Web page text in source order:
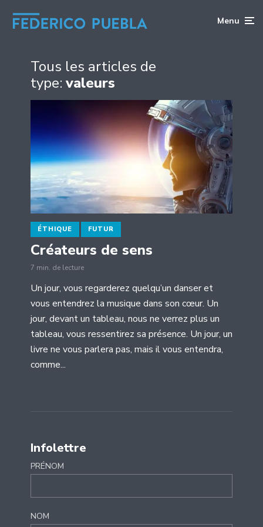
Menu
Tous les articles de
type: valeurs
ÉTHIQUE FUTUR
Créateurs de sens
7 min. de lecture
Un jour, vous regarderez quelqu’un danser et
vous entendrez la musique dans son cœur. Un
jour, devant un tableau, nous ne verrez plus un
tableau, vous ressentirez sa présence. Un jour, un
livre ne vous parlera pas, mais il vous entendra,
comme...
Infolettre
PRÉNOM
NOM